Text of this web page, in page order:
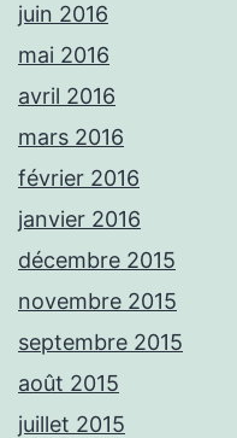
juin 2016
mai 2016
avril 2016
mars 2016
février 2016
janvier 2016
décembre 2015
novembre 2015
septembre 2015
août 2015
juillet 2015